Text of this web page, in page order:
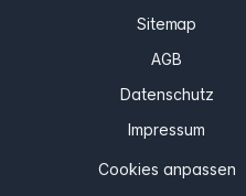
Sitemap
AGB
Datenschutz
Impressum
Cookies anpassen